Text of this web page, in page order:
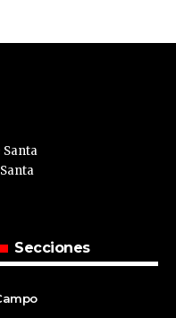
Santa
Secciones